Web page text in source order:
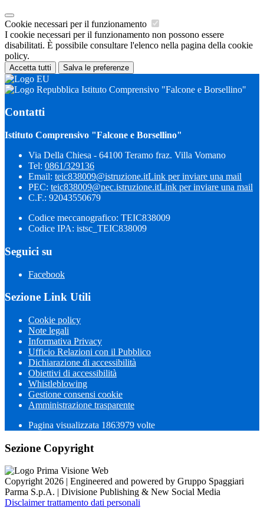
Cookie necessari per il funzionamento
I cookie necessari per il funzionamento non possono essere
disabilitati. È possibile consultare l'elenco nella pagina della cookie
policy.
Accetta tutti Salva le preferenze
Istituto Comprensivo "Falcone e Borsellino"
Contatti
Istituto Comprensivo "Falcone e Borsellino"
Via Della Chiesa - 64100 Teramo fraz. Villa Vomano
Tel: 0861/329136
Email: teic838009@istruzione.itLink per inviare una mail
PEC: teic838009@pec.​istruzione.itLink per inviare una mail
C.F.: 92043550679
Codice meccanografico: TEIC838009
Codice IPA: istsc_TEIC838009
Seguici su
Facebook
Sezione Link Utili
Cookie policy
Note legali
Informativa Privacy
Ufficio Relazioni con il Pubblico
Dichiarazione di accessibilità
Obiettivi di accessibilità
Whistleblowing
Gestione consensi cookie
Amministrazione trasparente
Pagina visualizzata 1863979 volte
Sezione Copyright
Copyright 2026 | Engineered and powered by Gruppo Spaggiari
Parma S.p.A. | Divisione Publishing & New Social Media
Disclaimer trattamento dati personali